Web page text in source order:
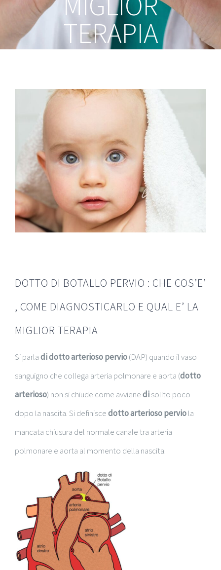
TERAPIA
DOTTO DI BOTALLO PERVIO : CHE COS’E’
, COME DIAGNOSTICARLO E QUAL E’ LA
MIGLIOR TERAPIA
Si parladi dotto arterioso pervio(DAP) quando il vaso
sanguigno che collega arteria polmonare e aorta (dotto
arterioso) non si chiude come avvienedisolito poco
dopo la nascita. Si definiscedotto arterioso perviola
mancata chiusura del normale canale tra arteria
polmonare e aorta al momento della nascita.